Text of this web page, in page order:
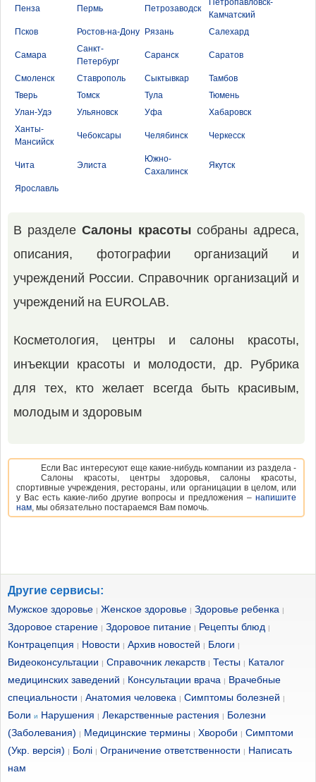
Пенза Пермь Петрозаводск
Петропавловск-
Камчатский
Псков
Ростов-на-Дону Рязань Салехард
Самара
Санкт-
Петербург
Саранск Саратов
Смоленск Ставрополь Сыктывкар
Тамбов
Тверь
Томск Тула
Тюмень
Улан-Удэ
Ульяновск Уфа
Хабаровск
Ханты-
Мансийск
Чебоксары Челябинск Черкесск
Чита Элиста
Южно-
Сахалинск
Якутск
Ярославль
В разделеСалоны красоты собраны адреса,
описания, фотографии организаций и
учреждений России. Справочник организаций и
учреждений на EUROLAB.
Косметология, центры и салоны красоты,
инъекции красоты и молодости, др. Рубрика
для тех, кто желает всегда быть красивым,
молодым и здоровым
Если Вас интересуют еще какие-нибудь компании из раздела -
Салоны красоты, центры здоровья, салоны красоты,
спортивные учреждения, рестораны, или органицации в целом, или
у Вас есть какие-либо другие вопросы и предложения – напишите
нам, мы обязательно постараемся Вам помочь.
Другие сервисы:
Мужское здоровье | Женское здоровье | Здоровье ребенка |
Здоровое старение | Здоровое питание | Рецепты блюд |
Контрацепция | Новости | Архив новостей | Блоги |
Видеоконсультации | Справочник лекарств | Тесты | Каталог
медицинских заведений | Консультации врача | Врачебные
специальности | Анатомия человека | Симптомы болезней |
Боли и Нарушения | Лекарственные растения | Болезни
(Заболевания) | Медицинские термины | Хвороби | Симптоми
(Укр. версія) | Болі | Ограничение ответственности | Написать
нам